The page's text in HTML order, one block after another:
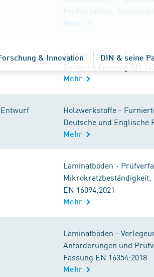
& Innovation DIN & seine
Holzwerkstoffe -
Deutsche Fassung EN
Mehr
Holzwerkstoffe -
Deutsche und Englische
Mehr
Laminatböden -
Mikrokratzbeständigkeit;
EN 16094:2021
Mehr
Laminatböden -
Anforderungen und
Fassung EN 16354:2018
Mehr